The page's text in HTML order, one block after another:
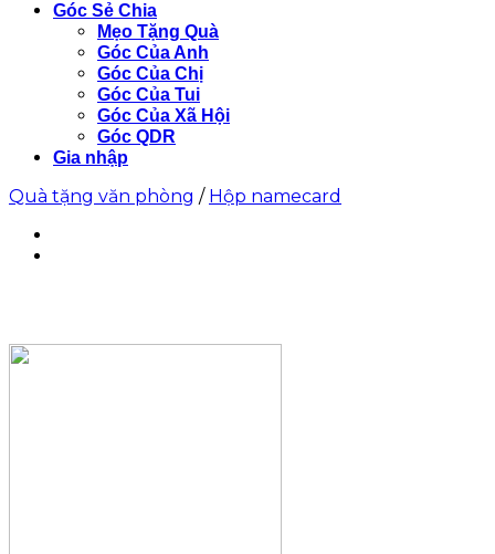
Góc Sẻ Chia
Mẹo Tặng Quà
Góc Của Anh
Góc Của Chị
Góc Của Tui
Góc Của Xã Hội
Góc QDR
Gia nhập
Quà tặng văn phòng / Hộp namecard